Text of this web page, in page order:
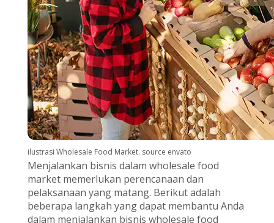
ilustrasi Wholesale Food Market. source envato
Menjalankan bisnis dalam wholesale food
market memerlukan perencanaan dan
pelaksanaan yang matang. Berikut adalah
beberapa langkah yang dapat membantu Anda
dalam menjalankan bisnis wholesale food